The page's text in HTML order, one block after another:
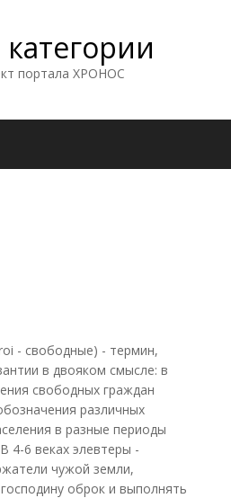
портала ХРОНОС
- свободные) - термин,
в двояком смысле: в
свободных граждан
различных
в разные периоды
4-6 веках элевтеры -
чужой земли,
оброк и выполнять